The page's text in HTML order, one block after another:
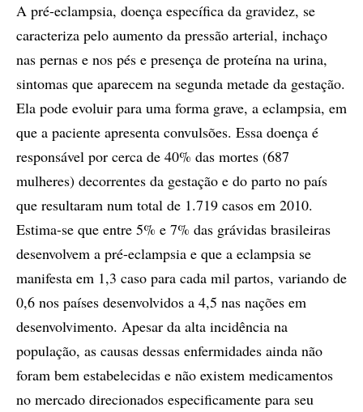
A pré-eclampsia, doença específica da gravidez, se
caracteriza pelo aumento da pressão arterial, inchaço
nas pernas e nos pés e presença de proteína na urina,
sintomas que aparecem na segunda metade da gestação.
Ela pode evoluir para uma forma grave, a eclampsia, em
que a paciente apresenta convulsões. Essa doença é
responsável por cerca de 40% das mortes (687
mulheres) decorrentes da gestação e do parto no país
que resultaram num total de 1.719 casos em 2010.
Estima-se que entre 5% e 7% das grávidas brasileiras
desenvolvem a pré-eclampsia e que a eclampsia se
manifesta em 1,3 caso para cada mil partos, variando de
0,6 nos países desenvolvidos a 4,5 nas nações em
desenvolvimento. Apesar da alta incidência na
população, as causas dessas enfermidades ainda não
foram bem estabelecidas e não existem medicamentos
no mercado direcionados especificamente para seu